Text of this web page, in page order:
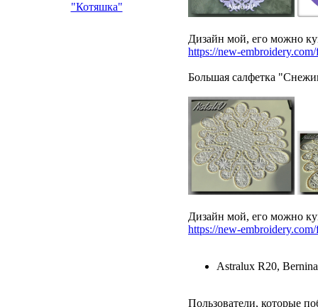
"Котяшка"
Дизайн мой, его можно
https://new-
Большая салфетка
Дизайн мой, его можно
https://new-
Astralux R20,
Пользователи, которые